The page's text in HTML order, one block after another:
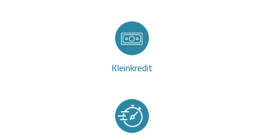
Kleinkredit